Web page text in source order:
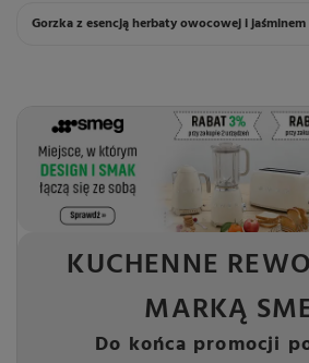
Gorzka z esencją herbaty owocowej i jaśminem
KUCHENNE
MARKĄ
Do końca promocji